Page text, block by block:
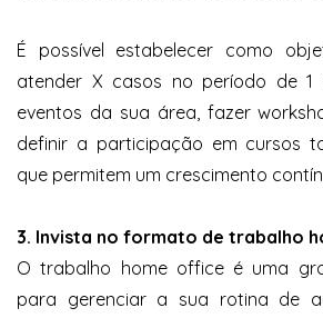
É possível estabelecer como
atender X casos no período de 1
eventos da sua área, fazer
definir a participação em cursos
que permitem um crescimento
3. Invista no formato de trabalho
O trabalho home office é uma
para gerenciar a sua rotina de